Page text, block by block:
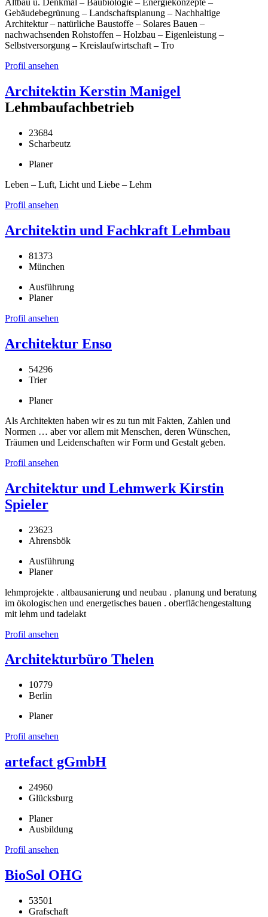
Altbau u. Denkmal – Baubiologie – Energiekonzepte –
Gebäudebegrünung – Landschaftsplanung – Nachhaltige
Architektur – natürliche Baustoffe – Solares Bauen –
nachwachsenden Rohstoffen – Holzbau – Eigenleistung –
Selbstversorgung – Kreislaufwirtschaft – Tro
Profil ansehen
Architektin Kerstin Manigel
Lehmbaufachbetrieb
23684
Scharbeutz
Planer
Leben – Luft, Licht und Liebe – Lehm
Profil ansehen
Architektin und Fachkraft Lehmbau
81373
München
Ausführung
Planer
Profil ansehen
Architektur Enso
54296
Trier
Planer
Als Architekten haben wir es zu tun mit Fakten, Zahlen und
Normen … aber vor allem mit Menschen, deren Wünschen,
Träumen und Leidenschaften wir Form und Gestalt geben.
Profil ansehen
Architektur und Lehmwerk Kirstin
Spieler
23623
Ahrensbök
Ausführung
Planer
lehmprojekte . altbausanierung und neubau . planung und beratung
im ökologischen und energetisches bauen . oberflächengestaltung
mit lehm und tadelakt
Profil ansehen
Architekturbüro Thelen
10779
Berlin
Planer
Profil ansehen
artefact gGmbH
24960
Glücksburg
Planer
Ausbildung
Profil ansehen
BioSol OHG
53501
Grafschaft